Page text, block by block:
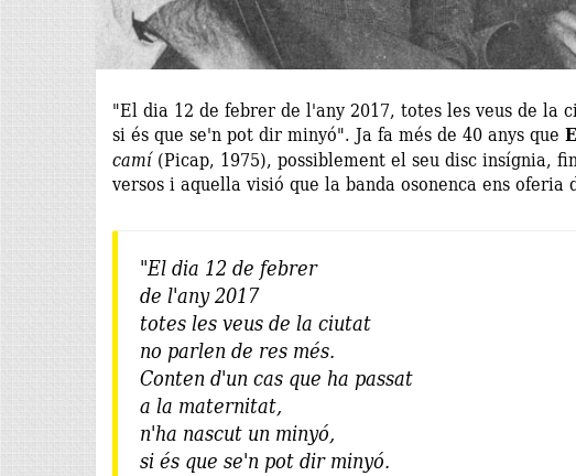
"El dia 12 de febrer de l'any 2017, totes les veus de la
si és que se'n pot dir minyó". Ja fa més de 40 anys que
camí(Picap, 1975), possiblement el seu disc insígnia,
versos i aquella visió que la banda osonenca ens
"El dia 12 de febrer
de l'any 2017
totes les veus de la ciutat
no parlen de res més.
Conten d'un cas que ha passat
a la maternitat,
n'ha nascut un minyó,
si és que se'n pot dir minyó.